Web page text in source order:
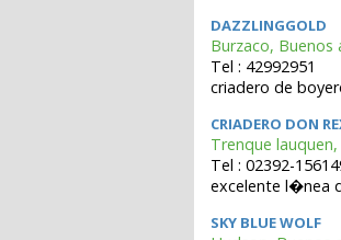
DAZZLINGGOLD
Burzaco, Buenos
Tel : 42992951
criadero de
CRIADERO DON
Trenque
Tel : 02392-
excelente l�nea
SKY BLUE WOLF